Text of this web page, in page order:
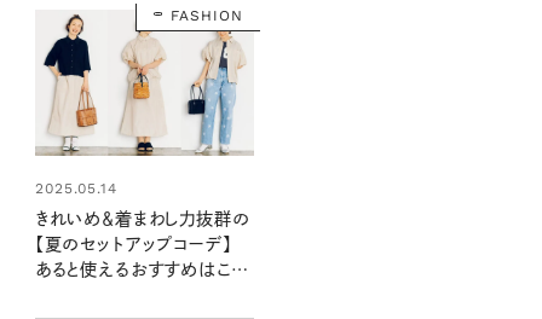
FASHION
2025.05.14
きれいめ＆着まわし力抜群の
【夏のセットアップコーデ】
あると使えるおすすめはこん